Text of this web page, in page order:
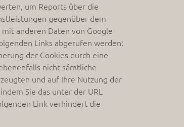
um Reports über die
gegenüber dem
anderen Daten von Google
Links abgerufen werden:
der Cookies durch eine
nicht sämtliche
und auf Ihre Nutzung der
Sie das unter der URL
Link verhindert die